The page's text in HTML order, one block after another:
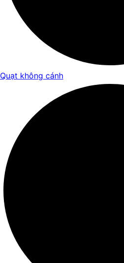
Quạt không cánh